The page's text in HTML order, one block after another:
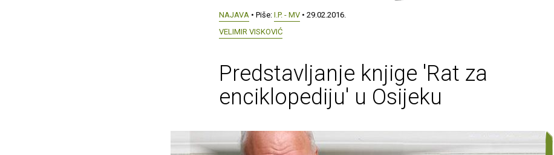
NAJAVA • Piše: I.P. - MV • 29.02.2016.
VELIMIR VISKOVIĆ
Predstavljanje knjige 'Rat za
enciklopediju' u Osijeku